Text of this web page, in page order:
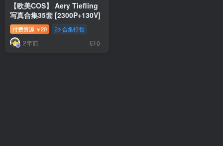
【欧美COS】 Aery Tiefling
写真合集35套 [2300P+130V]
付费资源 ￥20 合集打包
2年前 0